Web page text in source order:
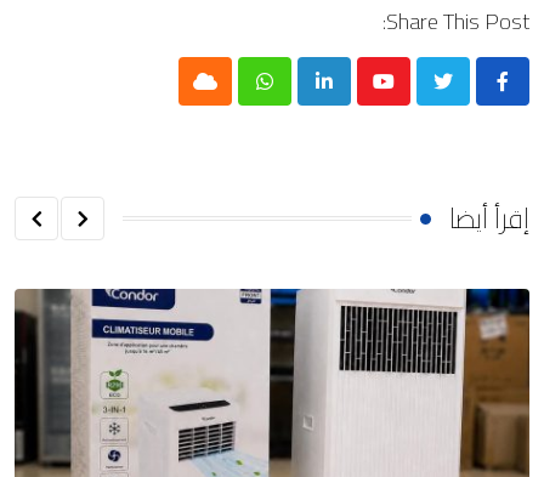
Share This Post:
Youtube
LinkedIn
Whatsapp
Cloud
إقرأ أيضا